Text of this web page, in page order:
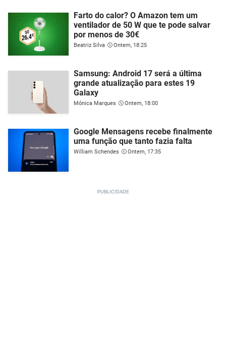
Farto do calor? O Amazon tem um
ventilador de 50 W que te pode salvar
por menos de 30€
Beatriz Silva Ontem, 18:25
Samsung: Android 17 será a última
grande atualização para estes 19
Galaxy
Mónica Marques Ontem, 18:00
Google Mensagens recebe finalmente
uma função que tanto fazia falta
William Schendes Ontem, 17:35